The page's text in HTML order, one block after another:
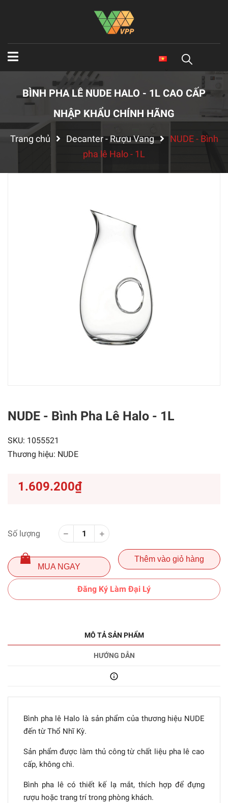
BÌNH PHA LÊ NUDE HALO - 1L CAO CẤP
NHẬP KHẨU CHÍNH HÃNG
Trang chủ Decanter - Rượu Vang
NUDE - Bình
pha lê Halo - 1L
NUDE - Bình Pha Lê Halo - 1L
SKU: 1055521
Thương hiệu: NUDE
1.609.200₫
Số lượng
MUA NGAY
Thêm vào giỏ hàng
Đăng Ký Làm Đại Lý
MÔ TẢ SẢN PHẨM
HƯỚNG DẪN
Bình pha lê Halo là sản phẩm của thương hiệu NUDE
đến từ Thổ Nhĩ Kỳ.
Sản phẩm được làm thủ công từ chất liệu pha lê cao
cấp, không chì.
Bình pha lê có thiết kế lạ mắt, thích hợp để đựng
rượu hoặc trang trí trong phòng khách.